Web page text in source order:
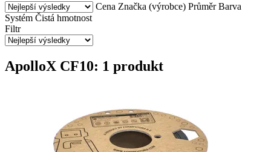
Cena Značka (výrobce) Průměr Barva
Systém Čistá hmotnost
Filtr
ApolloX CF10: 1 produkt